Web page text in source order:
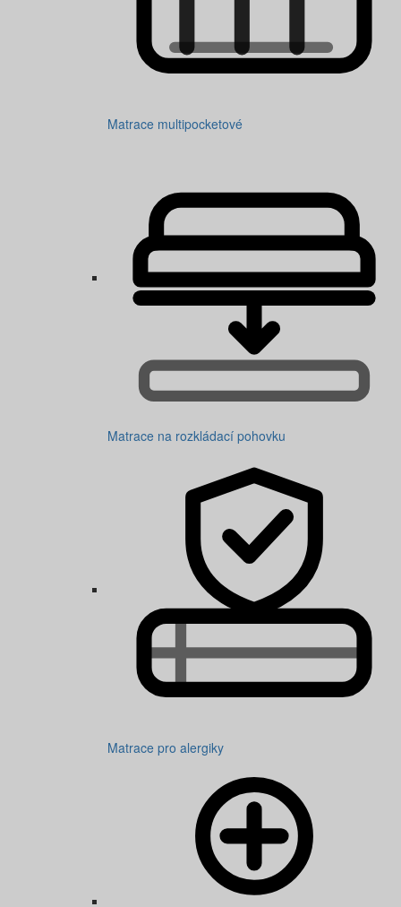
Matrace multipocketové
Matrace na rozkládací pohovku
Matrace pro alergiky